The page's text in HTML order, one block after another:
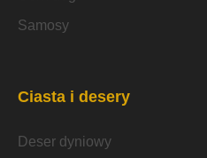
Samosy
Ciasta i desery
Deser dyniowy